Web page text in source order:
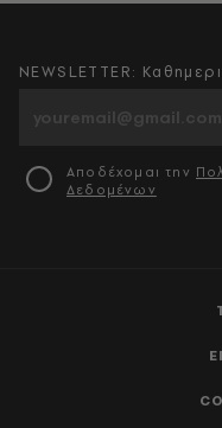
NEWSLETTER:
Αποδέχομαι την
Δεδομένων